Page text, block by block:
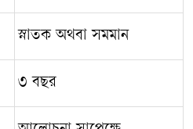
স্নাতক অথবা সমমান
৩ বছর